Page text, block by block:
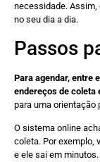
necessidade. Assim,
no seu dia a dia.
Passos
Para agendar, entre
endereços de coleta
para uma orientação
O sistema online
coleta. Por exemplo,
e ele sai em